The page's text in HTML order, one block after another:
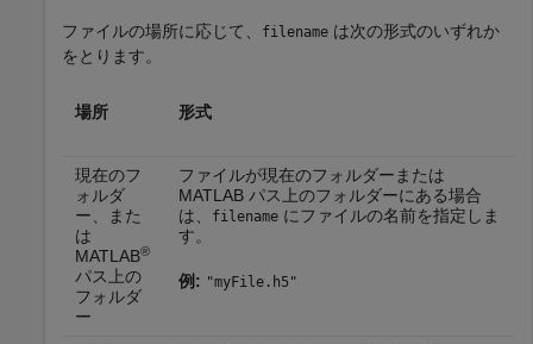
ファイルの場所に応じて、 filename は次の形式のいずれか
をとります。
場所 形式
現在のフ
ォルダ
ー、また
は
MATLAB®
パス上の
フォルダ
ー
ファイルが現在のフォルダーまたは
MATLAB パス上のフォルダーにある場合
は、
filenameにファイルの名前を指定しま
す。
例: "myFile.h5"